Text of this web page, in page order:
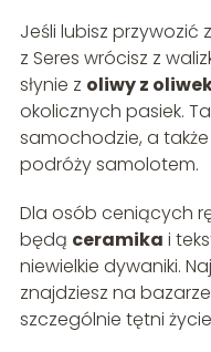
Jeśli lubisz przywozić
z Seres wrócisz z
słynie z oliwy z
okolicznych pasiek.
samochodzie, a
podróży samolotem.
Dla osób ceniących
będą ceramika i
niewielkie dywaniki.
znajdziesz na
szczególnie tętni